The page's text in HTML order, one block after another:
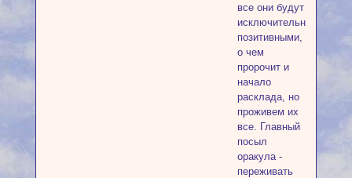
все они будут
исключительно
позитивными,
о чем
пророчит и
начало
расклада, но
проживем их
все. Главный
посыл
оракула -
переживать